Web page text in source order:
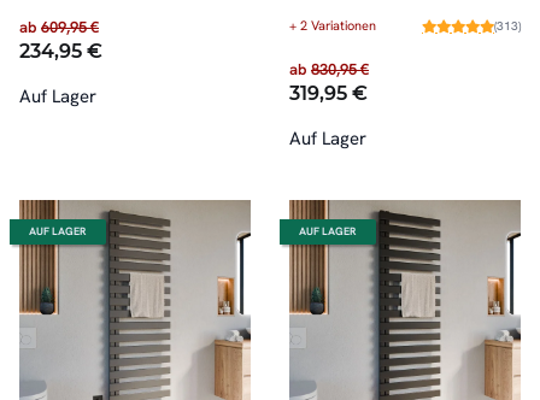
ab 609,95 €
234,95 €
Auf Lager
+ 2 Variationen (313)
ab 830,95 €
319,95 €
Auf Lager
AUF LAGER AUF LAGER